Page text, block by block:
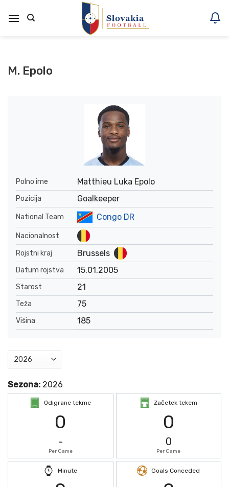
na
M. Epolo
Polno ime Matthieu Luka Epolo
Pozicija Goalkeeper
National Team Congo DR
Nacionalnost
Rojstni kraj
Brussels
Datum rojstva 15.01.2005
Starost 21
Teža 75
Višina 185
Sezona: 2026
Odigrane tekme
0
-
Per Game
Začetek tekem
0
0
Per Game
Minute Goals Conceded